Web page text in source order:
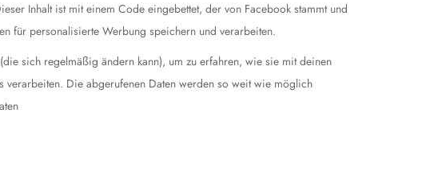
Inhalt ist mit einem Code eingebettet, der von Facebook stammt und
für personalisierte Werbung speichern und verarbeiten.
sich regelmäßig ändern kann), um zu erfahren, wie sie mit deinen
Die abgerufenen Daten werden so weit wie möglich